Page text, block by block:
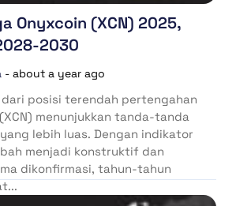
Onyxcoin (XCN) 2025,
2030
- about a year ago
posisi terendah pertengahan
menunjukkan tanda-tanda
lebih luas. Dengan indikator
menjadi konstruktif dan
dikonfirmasi, tahun-tahun